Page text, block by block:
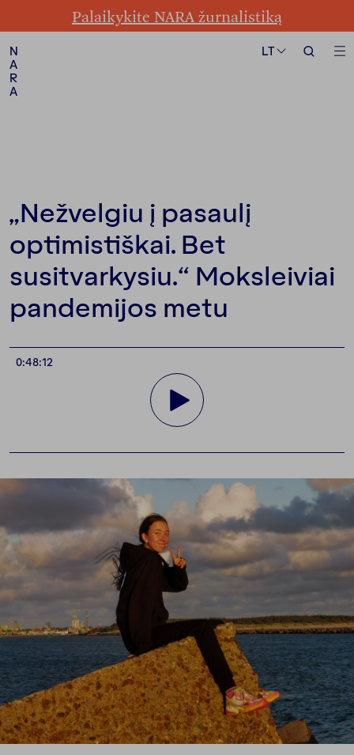
Palaikykite NARA žurnalistiką
N
A
R
A
LT
N
A
R
A
LT
„Nežvelgiu į pasaulį
optimistiškai. Bet
susitvarkysiu.“ Moksleiviai
pandemijos metu
0:48:12